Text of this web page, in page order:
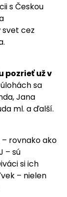
s Českou
cez
pozrieť už v
sa
Jana
ml. a ďalší.
– rovnako ako
– sú
si ich
– nielen